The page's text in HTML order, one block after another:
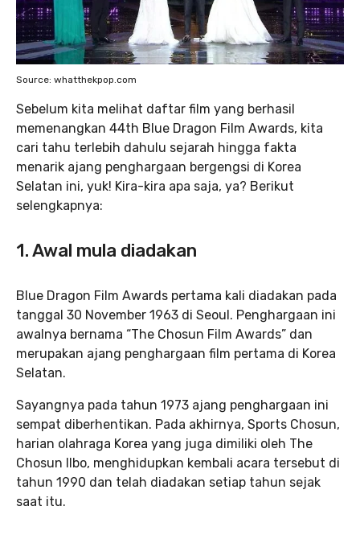
Source: whatthekpop.com
Sebelum kita melihat daftar film yang berhasil
memenangkan 44th Blue Dragon Film Awards, kita
cari tahu terlebih dahulu sejarah hingga fakta
menarik ajang penghargaan bergengsi di Korea
Selatan ini, yuk! Kira-kira apa saja, ya? Berikut
selengkapnya:
1. Awal mula diadakan
Blue Dragon Film Awards pertama kali diadakan pada
tanggal 30 November 1963 di Seoul. Penghargaan ini
awalnya bernama “The Chosun Film Awards” dan
merupakan ajang penghargaan film pertama di Korea
Selatan.
Sayangnya pada tahun 1973 ajang penghargaan ini
sempat diberhentikan. Pada akhirnya, Sports Chosun,
harian olahraga Korea yang juga dimiliki oleh The
Chosun Ilbo, menghidupkan kembali acara tersebut di
tahun 1990 dan telah diadakan setiap tahun sejak
saat itu.